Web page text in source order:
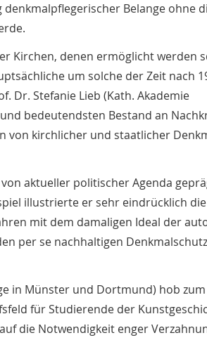
Belange ohne
Kirchen, denen ermöglicht werden
um solche der Zeit nach
Dr. Stefanie Lieb (Kath. Akademie
bedeutendsten Bestand an
von kirchlicher und staatlicher
aktueller politischer Agenda
illustrierte er sehr eindrücklich
mit dem damaligen Ideal der
per se nachhaltigen
in Münster und Dortmund) hob
für Studierende der
die Notwendigkeit enger